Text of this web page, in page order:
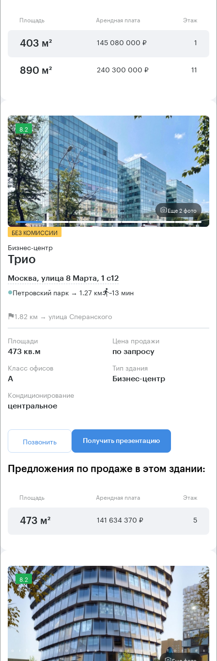
Площадь Арендная плата Этаж
403 м² 145 080 000 ₽ 1
890 м² 240 300 000 ₽ 11
8.2
Еще 2 фото
БЕЗ КОМИССИИ
Бизнес-центр
Трио
Москва, улица 8 Марта, 1 с12
Петровский парк → 1.27 км ~13 мин
1.82 км → улица Сперанского
Площади
473 кв.м
Цена продажи
по запросу
Класс офисов
А
Тип здания
Бизнес-центр
Кондиционирование
центральное
Позвонить Получить презентацию
Предложения по продаже в этом здании:
Площадь Арендная плата Этаж
473 м² 141 634 370 ₽ 5
8.2